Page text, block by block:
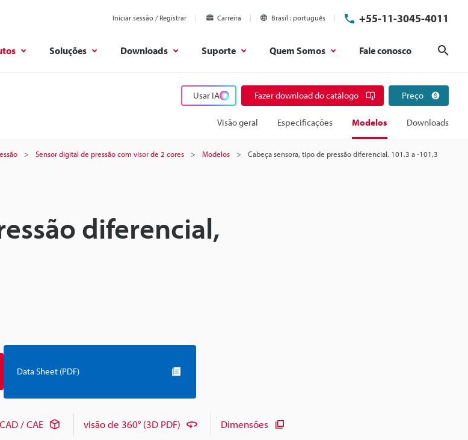
Iniciar sessão / Registrar Carreira Brasil português +55-11-3045-4011
Soluções Downloads Suporte Quem Somos Fale conosco
Usar IA Fazer download do catálogo Preço
Visão geral Especificações Modelos Downloads
Sensor digital de pressão com visor de 2 cores Modelos
Cabeça sensora, tipo de pressão diferencial, 101,3 a -101,3
diferencial,
Data Sheet (PDF)
CAD / CAE visão de 360° (3D PDF) Dimensões